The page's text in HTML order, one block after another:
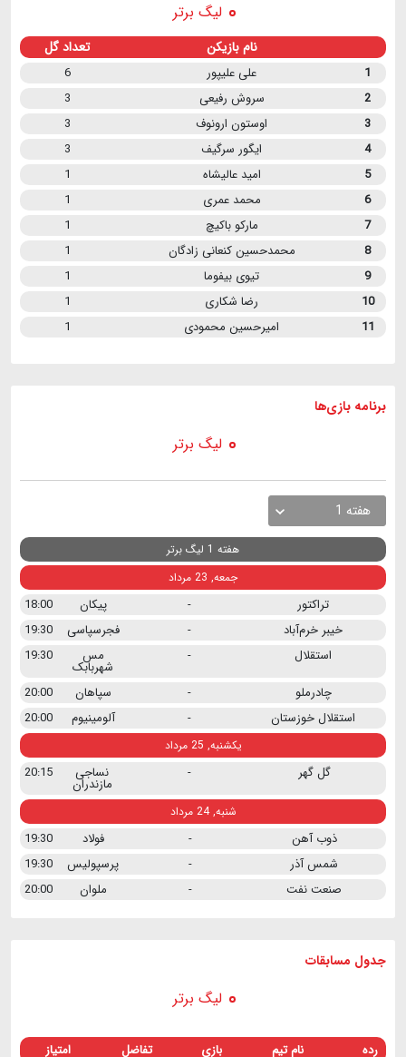
لیگ برتر
نام بازیکن تعداد گل
1 علی علیپور
6
2
سروش رفیعی
3
3
اوستون ارونوف
3
4
ایگور سرگیف
3
5
امید عالیشاه
1
6
محمد عمری
1
7
مارکو باکیچ
1
8
محمدحسین کنعانی زادگان
1
9
تیوی بیفوما
1
10
رضا شکاری
1
11
امیرحسین محمودی 1
برنامه بازی ها
لیگ برتر
هفته 1
هفته 1 لیگ برتر
جمعه, 23 مرداد
تراکتور - پیکان
18:00
خیبر خرم‌آباد
- فجرسپاسی
19:30
استقلال
- مس
شهربابک
19:30
چادرملو
- سپاهان
20:00
استقلال خوزستان
- آلومینیوم 20:00
یکشنبه, 25 مرداد
گل گهر - نساجی
مازندران
20:15
شنبه, 24 مرداد
ذوب آهن - فولاد
19:30
شمس آذر
- پرسپولیس
19:30
صنعت نفت
- ملوان 20:00
جدول مسابقات
لیگ برتر
رده نام تیم بازی تفاضل امتیاز